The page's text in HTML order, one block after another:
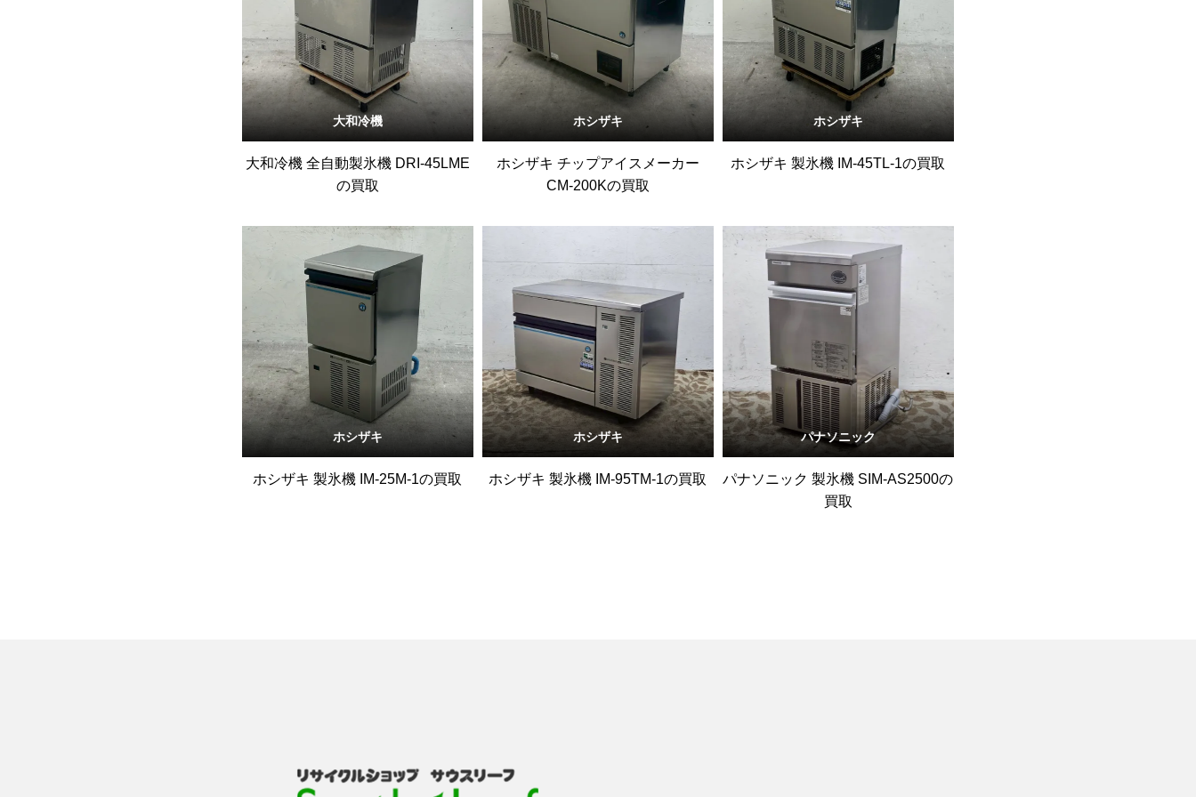
大和冷機
大和冷機 全自動製氷機 DRI-45LME
の買取
ホシザキ
ホシザキ チップアイスメーカー
CM-200Kの買取
ホシザキ
ホシザキ 製氷機 IM-45TL-1の買取
ホシザキ
ホシザキ 製氷機 IM-25M-1の買取
ホシザキ
ホシザキ 製氷機 IM-95TM-1の買取
パナソニック
パナソニック 製氷機 SIM-AS2500の
買取